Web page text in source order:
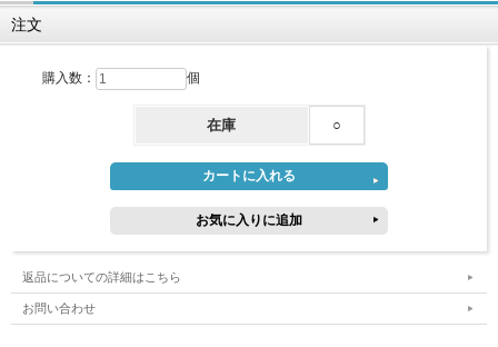
注文
購入数： 個
在庫 ○
返品についての詳細はこちら
お問い合わせ